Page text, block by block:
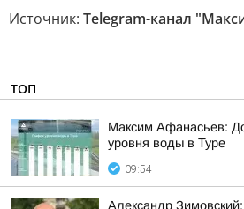
Источник: Telegram-канал
ТОП
Максим Афанасьев:
уровня воды в Туре
09:54
Александр